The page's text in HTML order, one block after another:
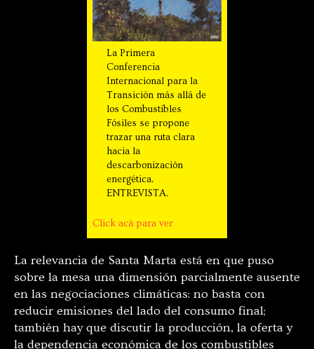
La Primera
Conferencia
Internacional para la
Transición más allá de
los Combustibles
Fósiles se propone
trazar una ruta clara
hacia la
descarbonización
energética.
ENTREVISTA.
Click acá para ver
La relevancia de Santa Marta está en que puso
sobre la mesa una dimensión parcialmente ausente
en las negociaciones climáticas: no basta con
reducir emisiones del lado del consumo final;
también hay que discutir la producción, la oferta y
la dependencia económica de los combustibles